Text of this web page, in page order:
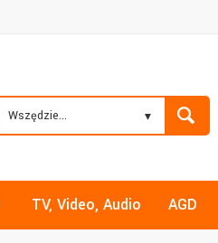
Wszędzie...
TV, Video, Audio AGD